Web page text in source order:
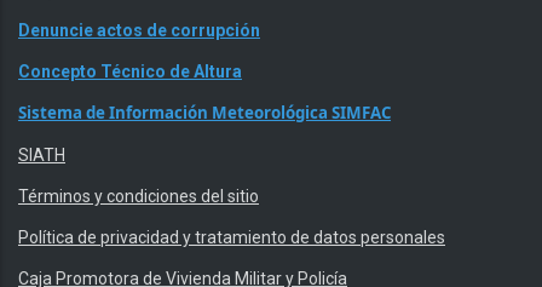
Denuncie actos de corrupción
Concepto Técnico de Altura
Sistema de Información Meteorológica SIMFAC
SIATH
Términos y condiciones del sitio
Política de privacidad y tratamiento de datos personales
Caja Promotora de Vivienda Militar y Policía